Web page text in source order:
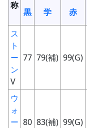
称
黒 学 赤
ス
ト
ー
ン
V
77 79(補) 99(G)
ウ
ォ
ー 80 83(補) 99(G)